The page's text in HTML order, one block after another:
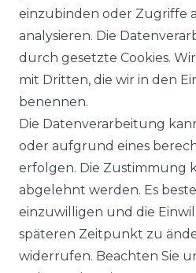
Wechselrichter
Wechselrichter
Wp Balkonkraftwerk
mit Speicher
NOAH 2000
NEXA 2000
PV-
Insel
10
8
15
20
25
30
einzubinden oder Zugriffe
analysieren. Die
durch gesetzte Cookies.
mit Dritten, die wir in den
benennen.
Die Datenverarbeitung
oder aufgrund eines
erfolgen. Die Zustimmung
abgelehnt werden. Es
einzuwilligen und die
späteren Zeitpunkt zu
widerrufen. Beachten Sie